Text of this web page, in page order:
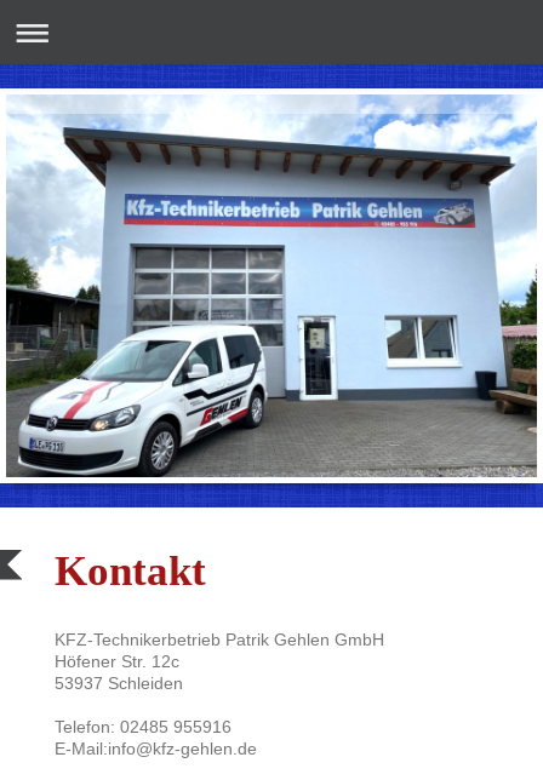
Kontakt
KFZ-Technikerbetrieb Patrik Gehlen GmbH
Höfener Str. 12c
53937 Schleiden
Telefon: 02485 955916
E-Mail:info@kfz-gehlen.de